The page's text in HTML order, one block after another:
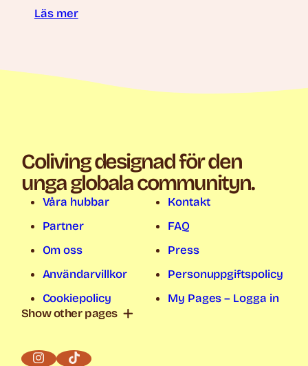
Läs mer
Coliving designad för den
unga globala communityn.
Våra hubbar
Kontakt
Partner
FAQ
Om oss
Press
Användarvillkor
Personuppgiftspolicy
Cookiepolicy
My Pages – Logga in
Show other pages